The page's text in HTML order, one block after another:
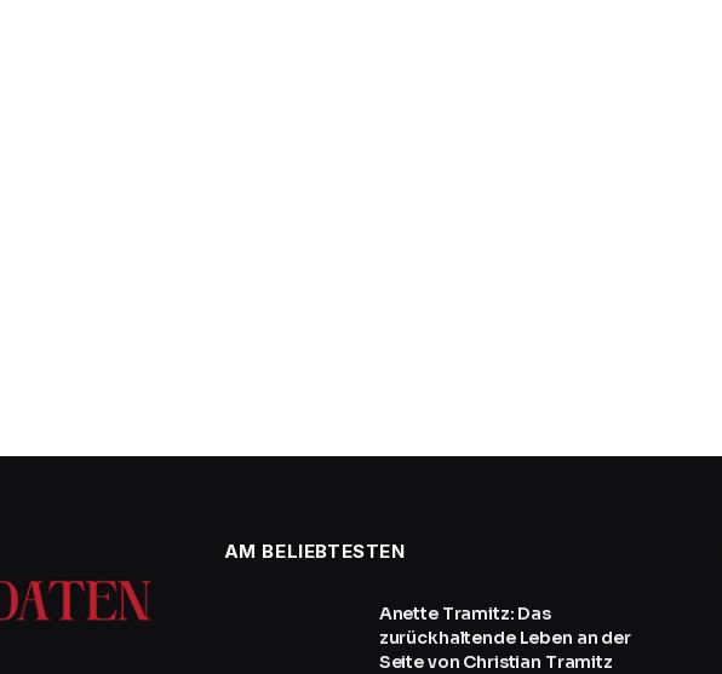
AM BELIEBTESTEN
Anette Tramitz: Das
zurückhaltende Leben an der
Seite von Christian Tramitz